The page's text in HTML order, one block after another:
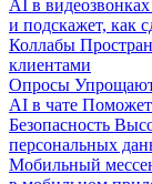
AI в видеозвонках
и подскажет, как
Коллабы
клиентами
Опросы Упрощают
AI в чате Поможет
Безопасность
персональных
Мобильный